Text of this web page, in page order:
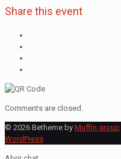
Share this event
Comments are closed.
© 2026 Betheme by Muffin group
WordPress